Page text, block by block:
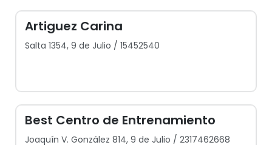
Artiguez Carina
Salta 1354, 9 de Julio / 15452540
Best Centro de Entrenamiento
Joaquín V. González 814, 9 de Julio / 2317462668